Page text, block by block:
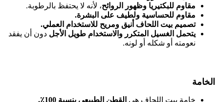
مقاوم للبكتيريا وظهور الروائح، لأنه لا يحتفظ بالرطوبة.
مقاوم للحساسية ولطيف على البشرة.
تصميم بيت اللحاف أنيق ومريح للاستخدام العملي.
يتحمل الغسيل المتكرر والاستخدام طويل الأجل دون أن يفقد
نعومته أو شكله أو لونه.
الخامة
خامة بيت اللحاف هي القطن الطبيعي بنسبة 100٪.